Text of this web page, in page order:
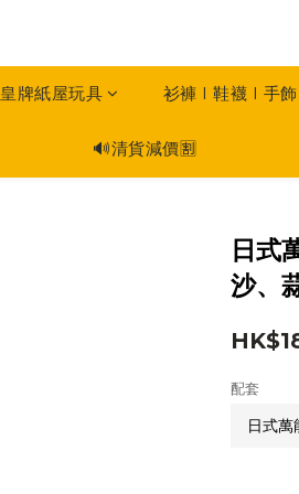
皇牌紙屋玩具 衫褲 I 鞋襪 I 手
🔊清貨減價🈹
日式
沙、
配套